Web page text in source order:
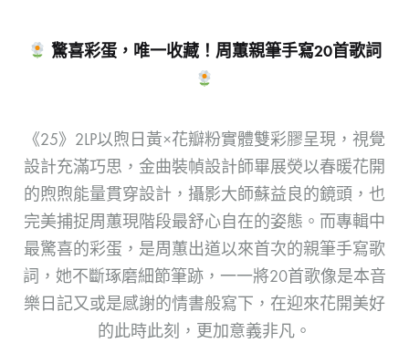
驚喜彩蛋，唯一收藏！周蕙親筆手寫20首歌詞
《25》2LP以煦日黃×花瓣粉實體雙彩膠呈現，視覺
設計充滿巧思，金曲裝幀設計師畢展熒以春暖花開
的煦煦能量貫穿設計，攝影大師蘇益良的鏡頭，也
完美捕捉周蕙現階段最舒心自在的姿態。而專輯中
最驚喜的彩蛋，是周蕙出道以來首次的親筆手寫歌
詞，她不斷琢磨細節筆跡，一一將20首歌像是本音
樂日記又或是感謝的情書般寫下，在迎來花開美好
的此時此刻，更加意義非凡。